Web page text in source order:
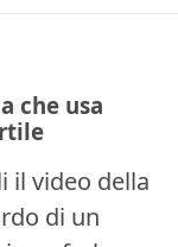
che usa
il video della
di un